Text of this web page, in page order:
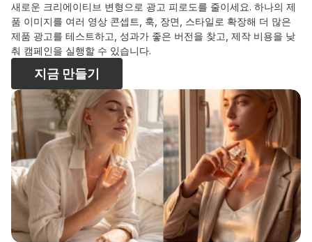
새로운 크리에이티브 변형으로 광고 피로도를 줄이세요. 하나의 제
품 이미지를 여러 영상 콘셉트, 훅, 장면, 스타일로 확장해 더 많은
제품 광고를 테스트하고, 성과가 좋은 버전을 찾고, 제작 비용을 낮
춰 캠페인을 실행할 수 있습니다.
지금 만들기